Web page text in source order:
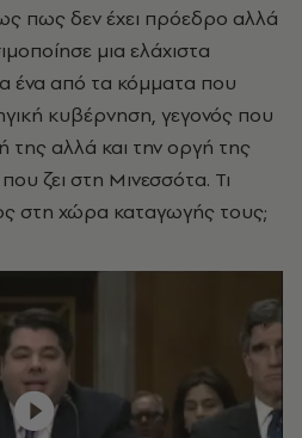
πως δεν έχει πρόεδρο αλλά
μια ελάχιστα
ένα από τα κόμματα που
κυβέρνηση, γεγονός που
της αλλά και την οργή της
ζει στη Μινεσσότα. Τι
στη χώρα καταγωγής τους;